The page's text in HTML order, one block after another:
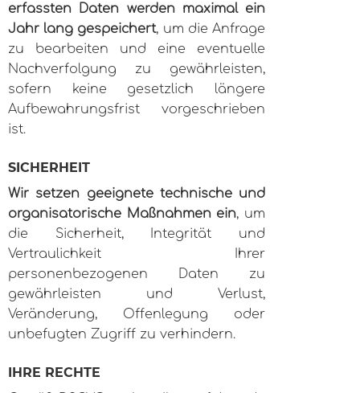
erfassten Daten werden maximal ein
Jahr lang gespeichert, um die Anfrage
zu bearbeiten und eine eventuelle
Nachverfolgung zu gewährleisten,
sofern keine gesetzlich längere
Aufbewahrungsfrist vorgeschrieben
ist.
SICHERHEIT
Wir setzen geeignete technische und
organisatorische Maßnahmen ein, um
die Sicherheit, Integrität und
Vertraulichkeit Ihrer
personenbezogenen Daten zu
gewährleisten und Verlust,
Veränderung, Offenlegung oder
unbefugten Zugriff zu verhindern.
IHRE RECHTE